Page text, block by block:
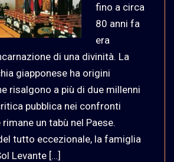
fino a circa
80 anni fa
era
di una divinità. La
giapponese ha origini
risalgono a più di due millenni
pubblica nei confronti
un tabù nel Paese.
tutto eccezionale, la famiglia
Levante […]